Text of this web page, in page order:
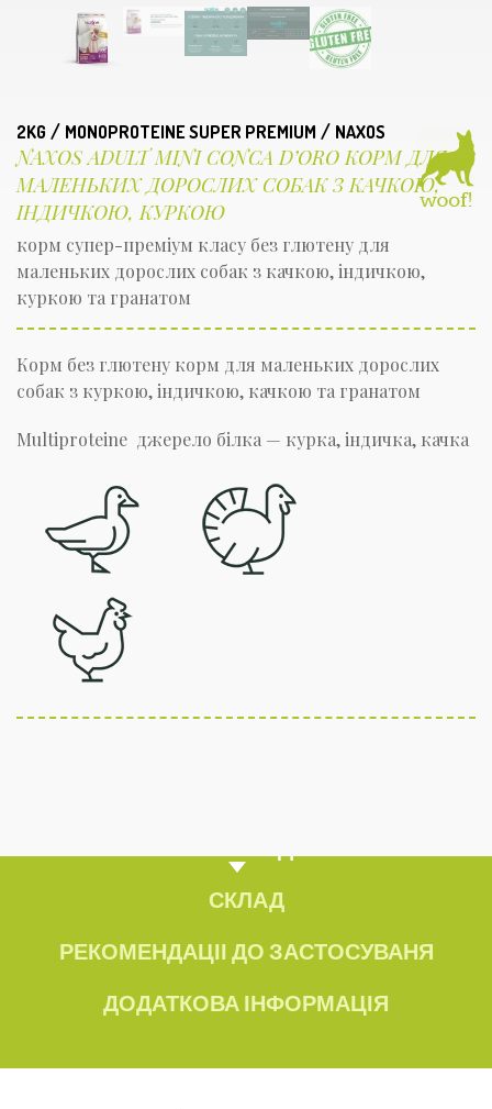
2KG / MONOPROTEINE SUPER PREMIUM / NAXOS
NAXOS ADULT MINI CONCA D’ORO КОРМ ДЛЯ
МАЛЕНЬКИХ ДОРОСЛИХ СОБАК З КАЧКОЮ,
ІНДИЧКОЮ, КУРКОЮ
корм супер-преміум класу без глютену для
маленьких дорослих собак з качкою, індичкою,
куркою та гранатом
Корм без глютену корм для маленьких дорослих
собак з куркою, індичкою, качкою та гранатом
Multiproteine джерело білка — курка, індичка, качка
СКЛАД
РЕКОМЕНДАЦІІ ДО ЗАСТОСУВАНЯ
ДОДАТКОВА ІНФОРМАЦІЯ